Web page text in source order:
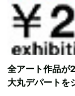
全アート作品が
大丸デパートを